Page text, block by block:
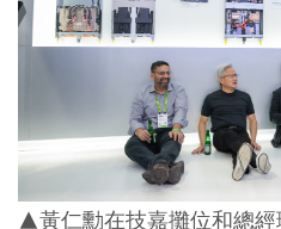
▲黃仁勳在技嘉攤位和總